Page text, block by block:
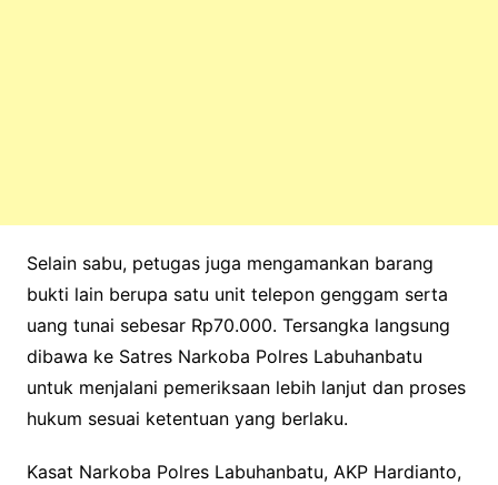
Selain sabu, petugas juga mengamankan barang
bukti lain berupa satu unit telepon genggam serta
uang tunai sebesar Rp70.000. Tersangka langsung
dibawa ke Satres Narkoba Polres Labuhanbatu
untuk menjalani pemeriksaan lebih lanjut dan proses
hukum sesuai ketentuan yang berlaku.
Kasat Narkoba Polres Labuhanbatu, AKP Hardianto,